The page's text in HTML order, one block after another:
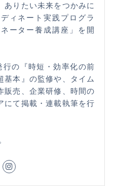
ありたい未来をつかみに
ィネート実践プログラ
ーター養成講座」を開
行の『時短・効率化の前
基本』の監修や、タイム
販売、企業研修、時間の
にて掲載・連載執筆を行